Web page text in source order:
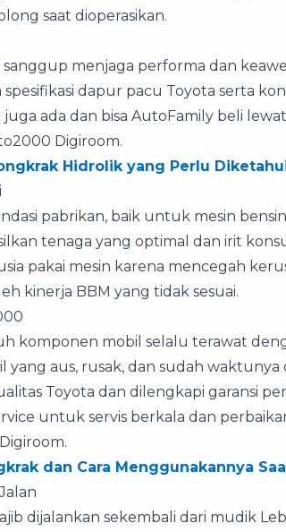
saat dioperasikan.
menjaga performa dan
dapur pacu Toyota serta
ada dan bisa AutoFamily beli
Digiroom.
Hidrolik yang Perlu
pabrikan, baik untuk mesin
tenaga yang optimal dan irit
pakai mesin karena mencegah
kinerja BBM yang tidak sesuai.
komponen mobil selalu terawat
yang aus, rusak, dan sudah
Toyota dan dilengkapi garansi
untuk servis berkala dan
dan Cara Menggunakannya
dijalankan sekembali dari mudik